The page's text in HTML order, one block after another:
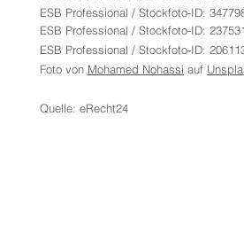
ESB Professional / Stockfoto-ID:
ESB Professional / Stockfoto-ID:
ESB Professional / Stockfoto-ID:
Foto von Mohamed Nohassi auf
Quelle: eRecht24